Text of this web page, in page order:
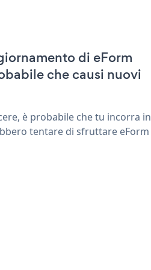
di eForm
che causi nuovi
è probabile che tu incorra in
tentare di sfruttare eForm